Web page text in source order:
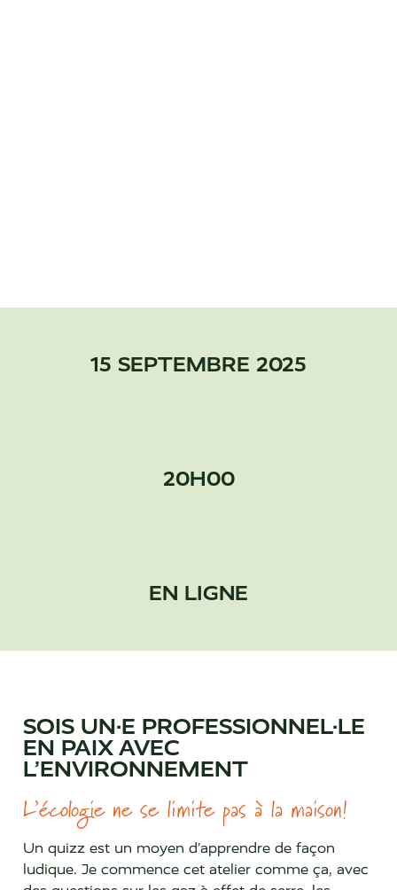
15 SEPTEMBRE 2025
20H00
EN LIGNE
SOIS UN·E PROFESSIONNEL·LE
EN PAIX AVEC
L’ENVIRONNEMENT
L’écologie ne se limite pas à la maison!
Un quizz est un moyen d’apprendre de façon
ludique. Je commence cet atelier comme ça, avec